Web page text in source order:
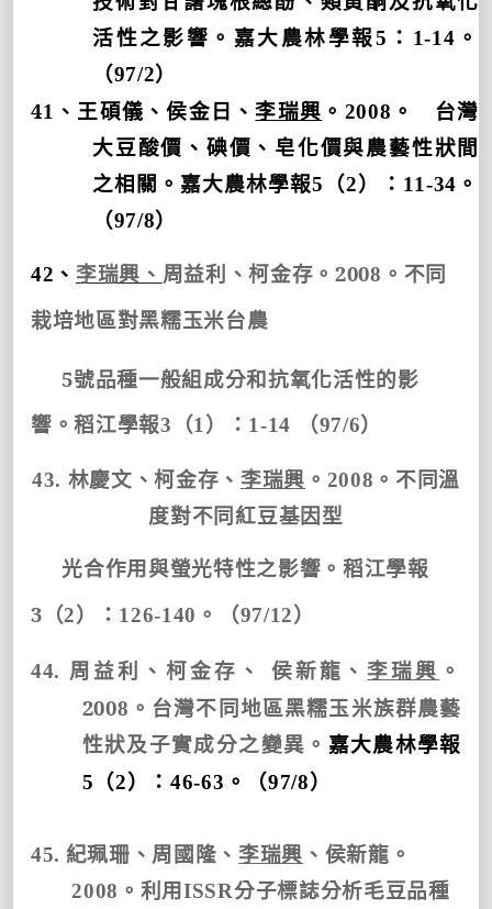
活性之影響。 嘉大農林學報5 ： 1-14 。
（97/2）
41 、 王碩儀、侯金日、李瑞興 。 2008 。
台灣
大豆酸價、碘價、皂化價與農藝性狀間
之相關。 嘉大農林學報5 （2）： 11-34 。
（97/8）
42 、李瑞興、 周益利、柯金存。2008 。 不同
栽培地區對黑糯玉米台農
5號品種一般組成分和抗氧化活性的影
響。稻江學報3 （1 ）： 1-14 （97/6）
43. 林慶文、柯金存、 李瑞興 。 2008 。不同溫
度對不同紅豆基因型
光合作用與螢光特性之影響。稻江學報
3 （2）： 126-140 。（97/12）
44. 周益利、柯金存、 侯新龍、李瑞興 。
2008 。 台灣不同地區黑糯玉米族群農藝
性狀及子實成分之變異。 嘉大農林學報
5 （2）：46-63 。（97/8）
45. 紀珮珊、周國隆、李瑞興 、侯新龍。
2008 。利用ISSR分子標誌分析毛豆品種